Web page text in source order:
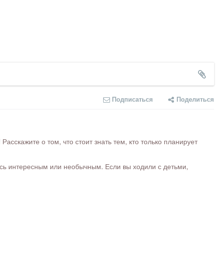
Подписаться Поделиться
о том, что стоит знать тем, кто только планирует
интересным или необычным. Если вы ходили с детьми,